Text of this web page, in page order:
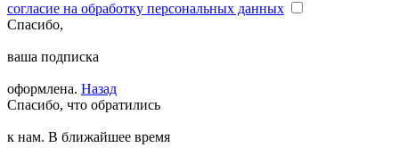
согласие на обработку персональных данных
Спасибо,
ваша подписка
оформлена. Назад
Спасибо, что обратились
к нам. В ближайшее время